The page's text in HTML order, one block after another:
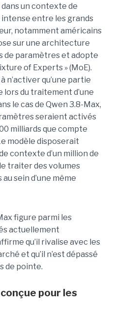
dans un contexte de
entre les grands
notamment américains
sur une architecture
de paramètres et adopte
of Experts » (MoE).
n’activer qu’une partie
lors du traitement d’une
le cas de Qwen 3.8-Max,
seraient activés
milliards que compte
modèle disposerait
contexte d’un million de
traiter des volumes
sein d’une même
figure parmi les
actuellement
qu’il rivalise avec les
et qu’il n’est dépassé
de pointe.
pour les